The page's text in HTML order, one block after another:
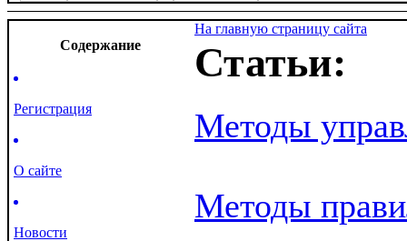
Cодержание
Регистрация
О сайте
Новости
На главную страницу сайта
Статьи:
Методы
Методы